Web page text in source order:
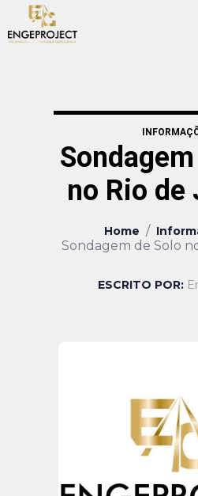
no Rio de
Home /
Sondagem de Solo
ESCRITO POR: